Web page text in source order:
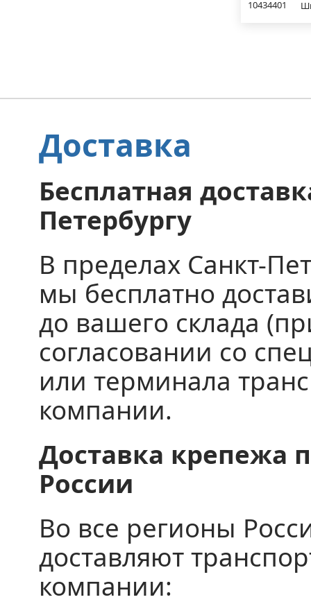
10434401
Доставка
Бесплатная
Петербургу
В пределах Санкт-
мы бесплатно
до вашего склада
согласовании со
или терминала
компании.
Доставка крепежа
России
Во все регионы
доставляют
компании: